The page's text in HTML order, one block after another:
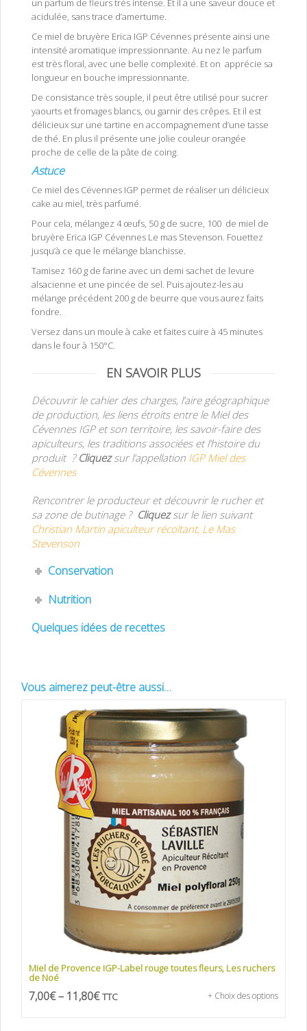
un parfum de fleurs très intense. Et il a une saveur douce et
acidulée, sans trace d’amertume.
Ce miel de bruyère Erica IGP Cévennes présente ainsi une
intensité aromatique impressionnante. Au nez le parfum
est très floral, avec une belle complexité. Et on apprécie sa
longueur en bouche impressionnante.
De consistance très souple, il peut être utilisé pour sucrer
yaourts et fromages blancs, ou garnir des crêpes. Et il est
délicieux sur une tartine en accompagnement d’une tasse
de thé. En plus il présente une jolie couleur orangée
proche de celle de la pâte de coing.
Astuce
Ce miel des Cévennes IGP permet de réaliser un délicieux
cake au miel, très parfumé.
Pour cela, mélangez 4 œufs, 50 g de sucre, 100 de miel de
bruyère Erica IGP Cévennes Le mas Stevenson. Fouettez
jusqu’à ce que le mélange blanchisse.
Tamisez 160 g de farine avec un demi sachet de levure
alsacienne et une pincée de sel. Puis ajoutez-les au
mélange précédent 200 g de beurre que vous aurez faits
fondre.
Versez dans un moule à cake et faites cuire à 45 minutes
dans le four à 150°C.
EN SAVOIR PLUS
Découvrir le cahier des charges, l’aire géographique
de production, les liens étroits entre le Miel des
Cévennes IGP et son territoire, les savoir-faire des
apiculteurs, les traditions associées et l’histoire du
produit ? Cliquezsur l’appellation IGP Miel des
Cévennes
Rencontrer le producteur et découvrir le rucher et
sa zone de butinage ? Cliquezsur le lien suivant
Christian Martin apiculteur récoltant, Le Mas
Stevenson
Conservation
Nutrition
Quelques idées de recettes
Vous aimerez peut-être aussi…
Miel de Provence IGP-Label rouge toutes fleurs, Les ruchers
de Noé
7,00€– 11,80€ TTC + Choix des options